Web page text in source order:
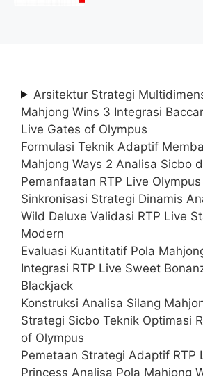
Arsitektur Strategi
Mahjong Wins 3 Integrasi
Live Gates of Olympus
Formulasi Teknik Adaptif
Mahjong Ways 2 Analisa Sicbo
Pemanfaatan RTP Live Olympus
Sinkronisasi Strategi Dinamis
Wild Deluxe Validasi RTP Live
Modern
Evaluasi Kuantitatif Pola
Integrasi RTP Live Sweet
Blackjack
Konstruksi Analisa Silang
Strategi Sicbo Teknik Optimasi
of Olympus
Pemetaan Strategi Adaptif RTP
Princess Analisa Pola Mahjong